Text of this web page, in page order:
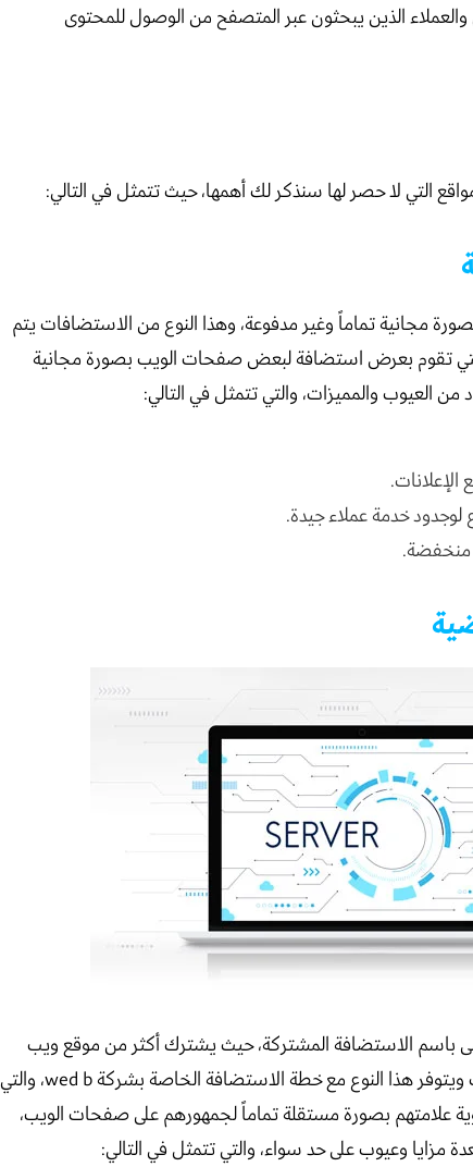
الذين يبحثون عبر المتصفح من الوصول للمحتوى
التي لا حصر لها سنذكر لك أهمها، حيث تتمثل في التالي:
مجانية تماماً وغير مدفوعة، وهذا النوع من الاستضافات يتم
تقوم بعرض استضافة لبعض صفحات الويب بصورة مجانية
العيوب والمميزات، والتي تتمثل في التالي:
لوجدود خدمة عملاء جيدة.
منخفضة.
باسم الاستضافة المشتركة، حيث يشترك أكثر من موقع ويب
على خادم ويب واحد متصل بالإنترنت ويتوفر هذا النوع مع خطة الاستضافة الخاصة بشركة wed b، والتي
علامتهم بصورة مستقلة تماماً لجمهورهم على صفحات الويب،
مزايا وعيوب على حد سواء، والتي تتمثل في التالي: